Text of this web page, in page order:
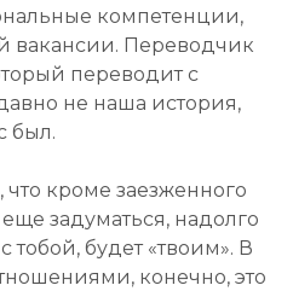
компетенции,
вакансии. Переводчик
переводит с
не наша история,
был.
что кроме заезженного
задуматься, надолго
тобой, будет «твоим». В
конечно, это